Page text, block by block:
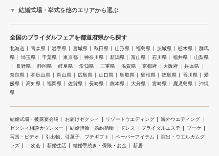
結婚式場・挙式を他のエリアから選ぶ
全国のブライダルフェアを都道府県から探す
北海道 青森県 岩手県 宮城県 秋田県 山形県 福島県 茨城県 栃木県
群馬
県
埼玉県 千葉県 東京都 神奈川県 新潟県 富山県 石川県 福井県
山梨県
長野県
静岡県 岐阜県 愛知県 三重県 滋賀県 京都府 大阪府
兵庫県
奈良県
和歌山県 岡山県 広島県 山口県 鳥取県 島根県 徳島県 香川県
愛
媛県
高知県 福岡県 佐賀県 長崎県 熊本県 大分県 宮崎県 鹿児島県
沖縄
県
結婚式場・披露宴会場 お届けゼクシィ リゾートウエディング
海外ウエディング
ゼクシィ相談カウンター
結婚指輪・婚約指輪 ドレス ブライダルエステ
ブーケ
写真・ビデオ
引出物、引菓子、プチギフト ペーパーアイテム
演出・ウエルカムグ
ッズ
二次会 新婚生活 結婚手続き・保険・お金 新居